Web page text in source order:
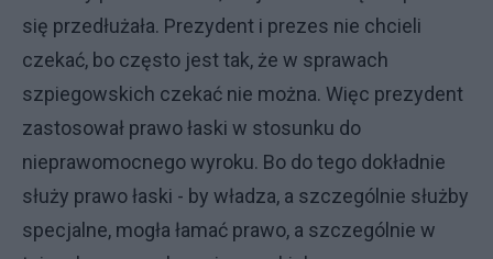
się przedłużała. Prezydent i prezes nie chcieli
czekać, bo często jest tak, że w sprawach
szpiegowskich czekać nie można. Więc prezydent
zastosował prawo łaski w stosunku do
nieprawomocnego wyroku. Bo do tego dokładnie
służy prawo łaski - by władza, a szczególnie służby
specjalne, mogła łamać prawo, a szczególnie w